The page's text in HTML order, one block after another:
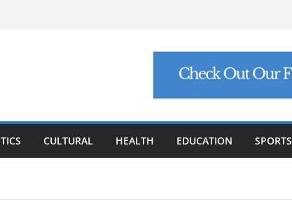
ମାଗିଲେ ଉନ୍ନୟନ କମିଶନର, ସଚିବଙ୍କୁ କଠୋର
ଠକେଇ, ମୁଖ୍ୟ ପ୍ରଶାସକଙ୍କ ଦସ୍ତଖତ ଜାଲ୍
ସୁପ୍ରିମକୋର୍ଟଙ୍କ ବଡ଼ ନିର୍ଦ୍ଦେଶ
୮ ଗ୍ରାମ ସୁନା-ଶାଢ଼ୀ, ଏଆଇ ପ୍ରଶିକ୍ଷଣ ପାଇଁ ୫
CULTURAL HEALTH EDUCATION SPORTS